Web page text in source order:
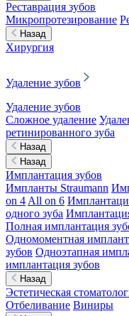
Реставрация зубов
Микропротезирование
Назад
Хирургия
Удаление зубов
Удаление зубов
Сложное удаление
ретинированного зуба
Назад
Назад
Имплантация зубов
Импланты Straumann
on 4 All on 6
одного зуба
Полная имплантация
Одномоментная
зубов Одноэтапная
имплантация зубов
Назад
Эстетическая
Отбеливание Виниры